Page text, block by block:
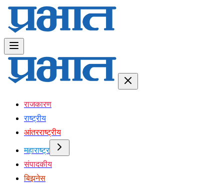
राजकारण
राष्ट्रीय
आंतरराष्ट्रीय
महाराष्ट्र
संपादकीय
बिझनेस